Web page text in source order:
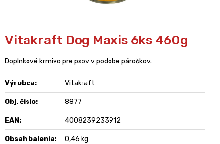
Vitakraft Dog Maxis 6ks 460g
Doplnkové krmivo pre psov v podobe páročkov.
Výrobca: Vitakraft
Obj. čislo: 8877
EAN: 4008239233912
Obsah balenia:
0,46 kg